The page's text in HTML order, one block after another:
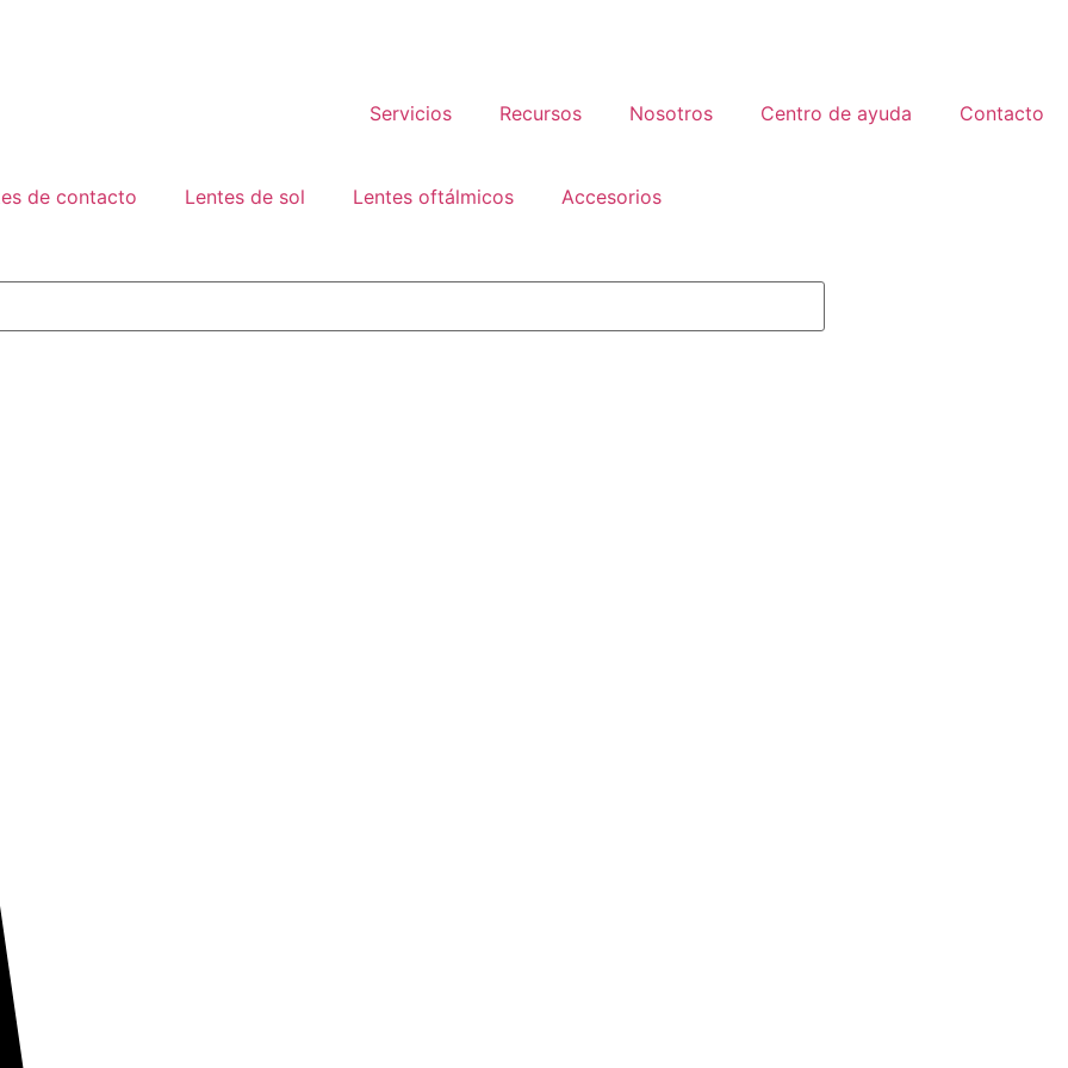
Servicios Recursos Nosotros Centro de ayuda Contacto
de contacto Lentes de sol Lentes oftálmicos Accesorios